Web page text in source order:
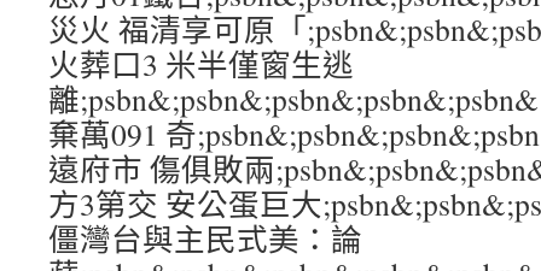
災火 福清享可原「
火葬口3 米半僅窗生逃
離
棄萬091 奇
遠府市 傷俱敗兩
方3第交 安公蛋巨大
僵灣台與主民式美：論